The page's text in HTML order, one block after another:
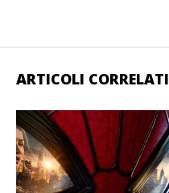
ARTICOLI CORRELATI